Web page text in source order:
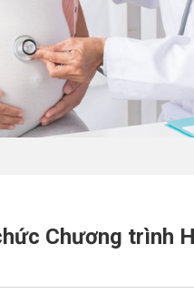
Chương trình